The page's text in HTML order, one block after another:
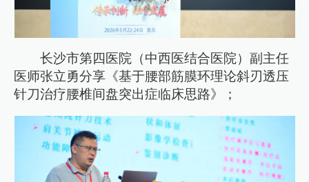
长沙市第四医院（中西医结合医院）副主任
医师张立勇分享《基于腰部筋膜环理论斜刃透压
针刀治疗腰椎间盘突出症临床思路》；